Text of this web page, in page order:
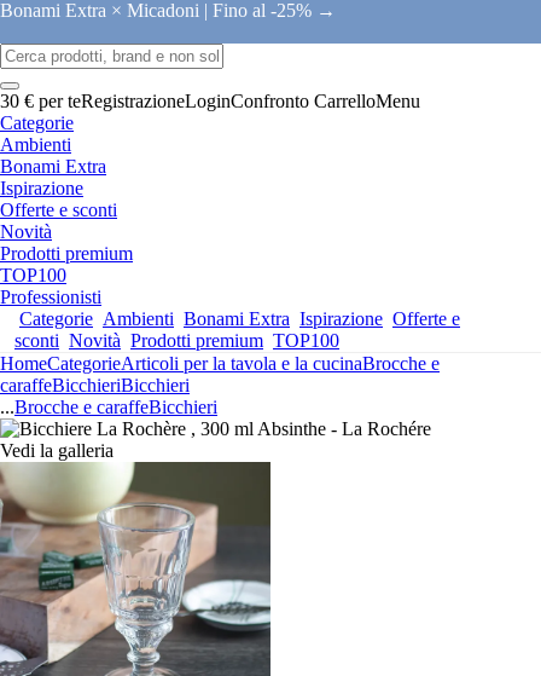
Bonami Extra × Micadoni | Fino al -25% →
30 € per teRegistrazioneLoginConfronto CarrelloMenu
Categorie
Ambienti
Bonami Extra
Ispirazione
Offerte e sconti
Novità
Prodotti premium
TOP100
Professionisti
Categorie Ambienti Bonami Extra Ispirazione Offerte e
sconti Novità Prodotti premium TOP100
HomeCategorieArticoli per la tavola e la cucinaBrocche e
caraffeBicchieriBicchieri
...Brocche e caraffeBicchieri
Vedi la galleria